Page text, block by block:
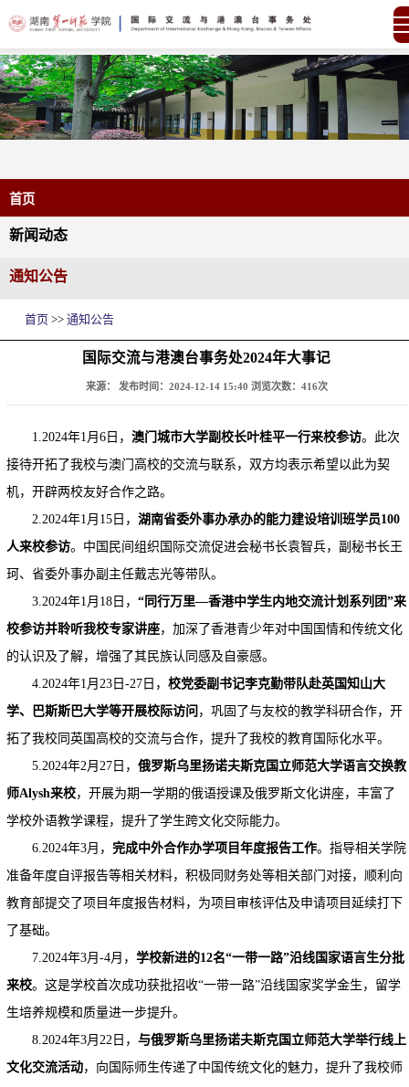
首页
新闻动态
通知公告
首页>> 通知公告
国际交流与港澳台事务处2024年大事记
来源： 发布时间：2024-12-14 15:40 浏览次数： 416次
1.2024年1月6日， 澳门城市大学副校长叶桂平一行来校参访。此次
接待开拓了我校与澳门高校的交流与联系，双方均表示希望以此为契
机，开辟两校友好合作之路。
2.2024年1月15日， 湖南省委外事办承办的能力建设培训班学员100
人来校参访。中国民间组织国际交流促进会秘书长袁智兵，副秘书长王
珂、省委外事办副主任戴志光等带队。
3.2024年1月18日， “同行万里—香港中学生内地交流计划系列团”来
校参访并聆听我校专家讲座，加深了香港青少年对中国国情和传统文化
的认识及了解，增强了其民族认同感及自豪感。
4.2024年1月23日-27日， 校党委副书记李克勤带队赴英国知山大
学、巴斯斯巴大学等开展校际访问 ，巩固了与友校的教学科研合作，开
拓了我校同英国高校的交流与合作，提升了我校的教育国际化水平。
5.2024年2月27日， 俄罗斯乌里扬诺夫斯克国立师范大学语言交换教
师Alysh来校，开展为期一学期的俄语授课及俄罗斯文化讲座，丰富了
学校外语教学课程，提升了学生跨文化交际能力。
6.2024年3月， 完成中外合作办学项目年度报告工作。指导相关学院
准备年度自评报告等相关材料，积极同财务处等相关部门对接，顺利向
教育部提交了项目年度报告材料，为项目审核评估及申请项目延续打下
了基础。
7.2024年3月-4月， 学校新进的12名“一带一路”沿线国家语言生分批
来校。这是学校首次成功获批招收“一带一路”沿线国家奖学金生，留学
生培养规模和质量进一步提升。
8.2024年3月22日， 与俄罗斯乌里扬诺夫斯克国立师范大学举行线上
文化交流活动，向国际师生传递了中国传统文化的魅力，提升了我校师